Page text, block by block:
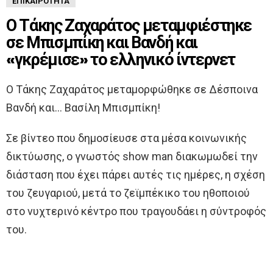
Ο Τάκης Ζαχαράτος μεταμφιέστηκε
σε Μπισμπίκη και Βανδή και
«γκρέμισε» το ελληνικό ίντερνετ
Ο Τάκης Ζαχαράτος μεταμορφώθηκε σε Δέσποινα
Βανδή και… Βασίλη Μπισμπίκη!
Σε βίντεο που δημοσίευσε στα μέσα κοινωνικής
δικτύωσης, o γνωστός show man διακωμωδεί την
διάσταση που έχει πάρει αυτές τις ημέρες, η σχέση
του ζευγαριού, μετά το ζεϊμπέκικο του ηθοποιού
στο νυχτερινό κέντρο που τραγουδάει η σύντροφός
του.